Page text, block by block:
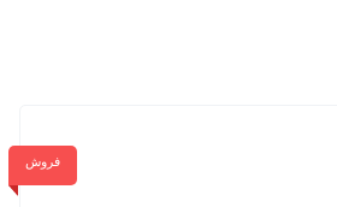
فروش